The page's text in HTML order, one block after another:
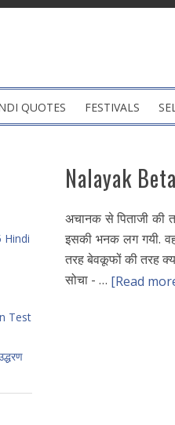
QUOTES FESTIVALS
Nalayak
अचानक से पिताजी की
इसकी भनक लग गयी.
तरह बेवकूफों की तरह
सोचा - … [Read
Hindi
Test